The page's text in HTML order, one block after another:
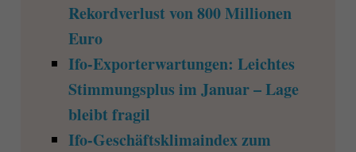
Rekordverlust von 800 Millionen
Euro
Ifo-Exporterwartungen: Leichtes
Stimmungsplus im Januar – Lage
bleibt fragil
Ifo-Geschäftsklimaindex zum